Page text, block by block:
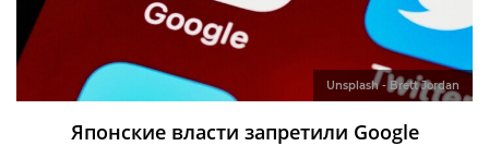
Unsplash - Brett Jordan
Японские власти запретили Google